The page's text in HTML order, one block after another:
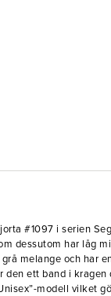
#1097 i serien
dessutom har låg
melange och har
den ett band i
modell vilket